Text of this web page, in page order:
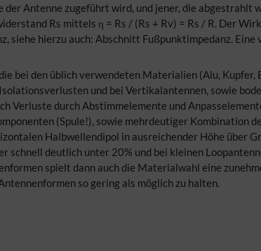
Antenne zugeführt wird, und jener, die abgestrahlt
Rs mittels η = Rs / (Rs + Rv) = Rs / R. Der
siehe hierzu auch: Abschnitt Fußpunktimpedanz.
bei den üblich verwendeten Materialien (Alu, Kupfer,
und bei Vertikalantennen, sowie
Verluste durch Abstimmelemente und
(Spule!), sowie mehrdeutiger Kombination
Halbwellendipol in ausreichender Höhe über
deutlich unter 20% und bei kleinen
spielt dann auch die Materialwahl eine
so gering als möglich zu halten.